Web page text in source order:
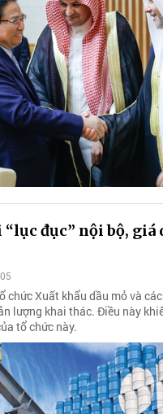
“lục đục” nội bộ, giá
chức Xuất khẩu dầu mỏ và
lượng khai thác. Điều này
tổ chức này.